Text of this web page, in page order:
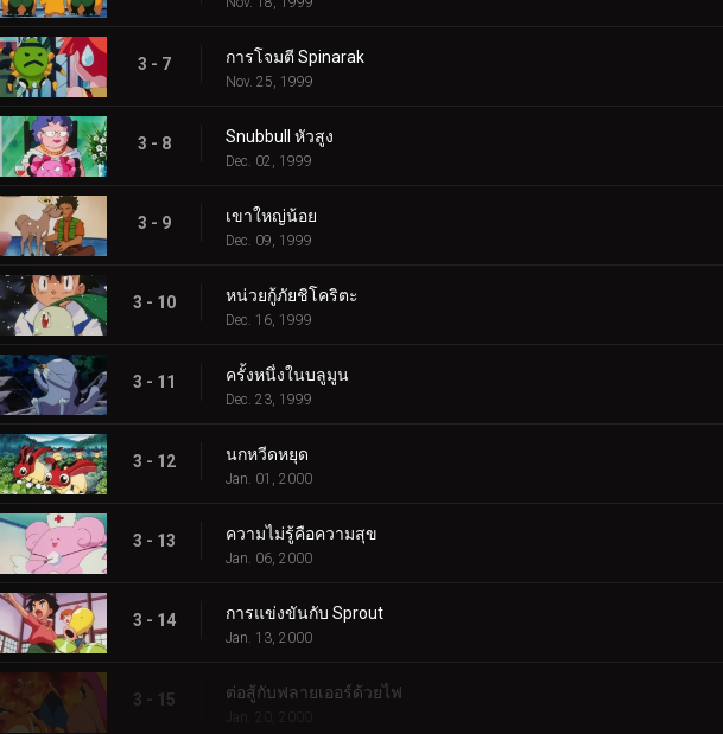
3 - 7 การโจมตี Spinarak
Nov. 25, 1999
3 - 8 Snubbull หัวสูง
Dec. 02, 1999
3 - 9 เขาใหญ่น้อย
Dec. 09, 1999
3 - 10 หน่วยกู้ภัยชิโคริตะ
Dec. 16, 1999
3 - 11 ครั้งหนึ่งในบลูมูน
Dec. 23, 1999
3 - 12 นกหวีดหยุด
Jan. 01, 2000
3 - 13 ความไม่รู้คือความสุข
Jan. 06, 2000
3 - 14 การแข่งขันกับ Sprout
Jan. 13, 2000
3 - 15 ต่อสู้กับฟลายเออร์ด้วยไฟ
Jan. 20, 2000